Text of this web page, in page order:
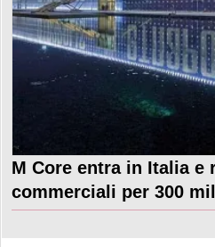
M Core entra in Italia e
commerciali per 300